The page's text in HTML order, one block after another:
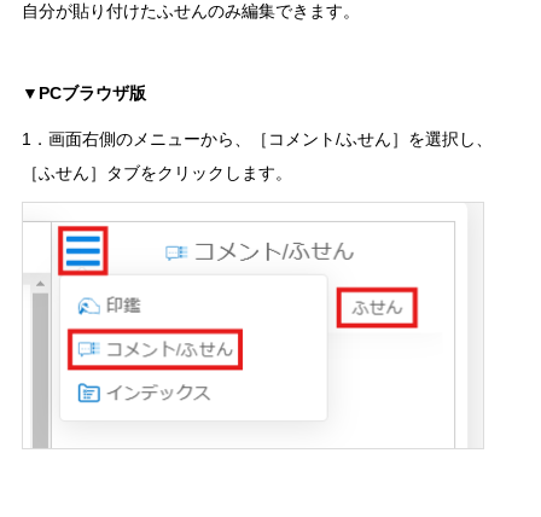
自分が貼り付けたふせんのみ編集できます。
▼PCブラウザ版
1．画面右側のメニューから、［コメント/ふせん］を選択し、
［ふせん］タブをクリックします。